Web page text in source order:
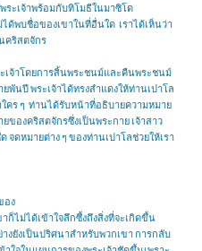
ระเจ้าพร้อมกับทิโมธีในมาซิโด
ด้พบชื่อของเขาในที่อื่นใด เราได้เห็นว่า
คริสตจักร
เจ้าโดยการสิ้นพระชนม์และคืนพระชนม์
นปี พระเจ้าได้ทรงสำแดงให้ท่านเปาโล
คร ๆ ท่านได้รับหน้าที่อธิบายความหมาย
ของคริสตจักรซึ่งเป็นพระกาย เจ้าสาว
จดหมายต่าง ๆ ของท่านเปาโลช่วยให้เรา
อง
ก็ไม่ได้เข้าใจลึกซึ้งถึงสิ่งที่จะเกิดขึ้น
งยังเป็นปริศนาสำหรับพวกเขา การกลับ